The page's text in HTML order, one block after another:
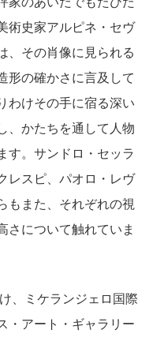
術史家アルピネ・セヴ
、その肖像に見られる
形の確かさに言及して
わけその手に宿る深い
、かたちを通して人物
す。サンドロ・セッラ
レスピ、パオロ・レヴ
もまた、それぞれの視
さについて触れていま
、ミケランジェロ国際
・アート・ギャラリー